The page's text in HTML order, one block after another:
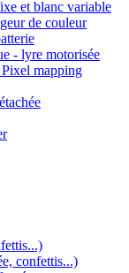
et blanc variable
de couleur
- lyre motorisée
mapping
confettis...)